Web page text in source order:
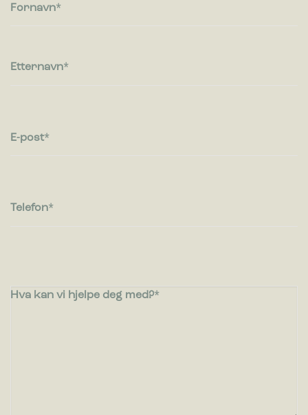
rapportere informasjon anonymt.
Markedsførings-cookies brukes til å spore besøkende på
Fornavn
Etternavn
E-post
Telefon
Hva kan vi hjelpe deg med?